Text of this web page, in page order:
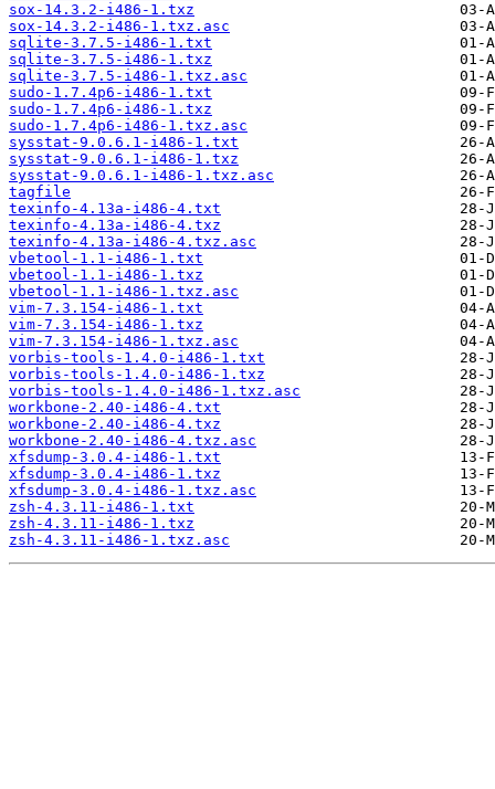
sox-14.3.2-i486-1.txz
sox-14.3.2-i486-1.txz.asc
sqlite-3.7.5-i486-1.txt
sqlite-3.7.5-i486-1.txz
sqlite-3.7.5-i486-1.txz.asc
sudo-1.7.4p6-i486-1.txt
sudo-1.7.4p6-i486-1.txz
sudo-1.7.4p6-i486-1.txz.asc
sysstat-9.0.6.1-i486-1.txt
sysstat-9.0.6.1-i486-1.txz
sysstat-9.0.6.1-i486-1.txz.asc
tagfile
texinfo-4.13a-i486-4.txt
texinfo-4.13a-i486-4.txz
texinfo-4.13a-i486-4.txz.asc
vbetool-1.1-i486-1.txt
vbetool-1.1-i486-1.txz
vbetool-1.1-i486-1.txz.asc
vim-7.3.154-i486-1.txt
vim-7.3.154-i486-1.txz
vim-7.3.154-i486-1.txz.asc
vorbis-tools-1.4.0-i486-1.txt
vorbis-tools-1.4.0-i486-1.txz
vorbis-tools-1.4.0-i486-1.txz.asc
workbone-2.40-i486-4.txt
workbone-2.40-i486-4.txz
workbone-2.40-i486-4.txz.asc
xfsdump-3.0.4-i486-1.txt
xfsdump-3.0.4-i486-1.txz
xfsdump-3.0.4-i486-1.txz.asc
zsh-4.3.11-i486-1.txt
zsh-4.3.11-i486-1.txz
zsh-4.3.11-i486-1.txz.asc